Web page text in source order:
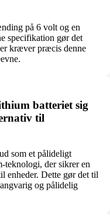
på 6 volt og en
specifikation gør det
kræver præcis denne
batteriet sig
til
som et pålideligt
teknologi, der sikrer en
enheder. Dette gør det til
og pålidelig